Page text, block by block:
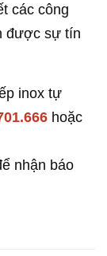
các công
được sự tín
inox tự
hoặc
nhận báo